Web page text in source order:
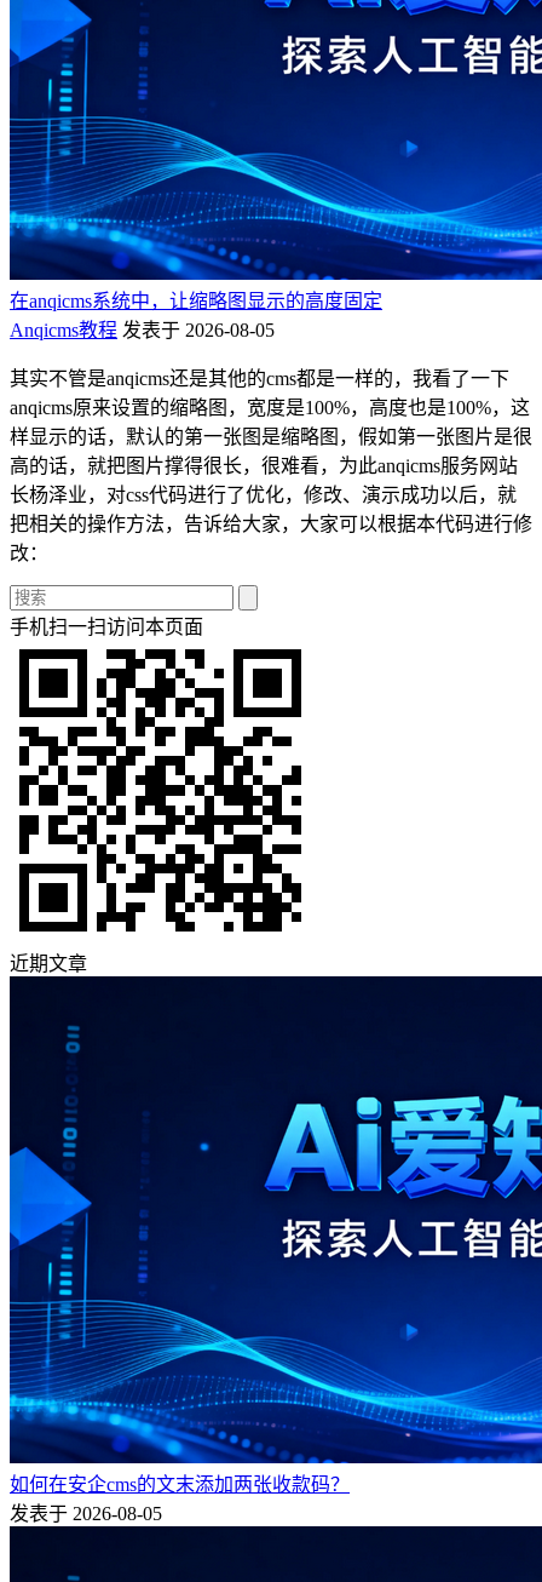
在anqicms系统中，让缩略图显示的高度固定
Anqicms教程 发表于 2026-08-05
其实不管是anqicms还是其他的cms都是一样的，我看了一下
anqicms原来设置的缩略图，宽度是100%，高度也是100%，这
样显示的话，默认的第一张图是缩略图，假如第一张图片是很
高的话，就把图片撑得很长，很难看，为此anqicms服务网站
长杨泽业，对css代码进行了优化，修改、演示成功以后，就
把相关的操作方法，告诉给大家，大家可以根据本代码进行修
改：
手机扫一扫访问本页面
近期文章
如何在安企cms的文末添加两张收款码？
发表于 2026-08-05